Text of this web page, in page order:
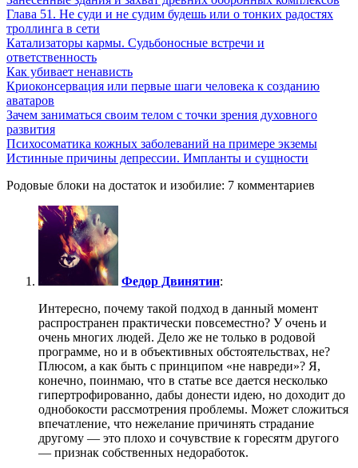
Глава 51. Не суди и не судим будешь или о тонких радостях
троллинга в сети
Катализаторы кармы. Судьбоносные встречи и
ответственность
Как убивает ненависть
Криоконсервация или первые шаги человека к созданию
аватаров
Зачем заниматься своим телом с точки зрения духовного
развития
Психосоматика кожных заболеваний на примере экземы
Истинные причины депрессии. Импланты и сущности
Родовые блоки на достаток и изобилие: 7 комментариев
Федор Двинятин:
Интересно, почему такой подход в данный момент
распространен практически повсеместно? У очень и
очень многих людей. Дело же не только в родовой
программе, но и в объективных обстоятельствах, не?
Плюсом, а как быть с принципом «не навреди»? Я,
конечно, поинмаю, что в статье все дается несколько
гипертрофированно, дабы донести идею, но доходит до
однобокости рассмотрения проблемы. Может сложиться
впечатление, что нежелание причинять страдание
другому — это плохо и сочувствие к горесятм другого
— признак собственных недоработок.